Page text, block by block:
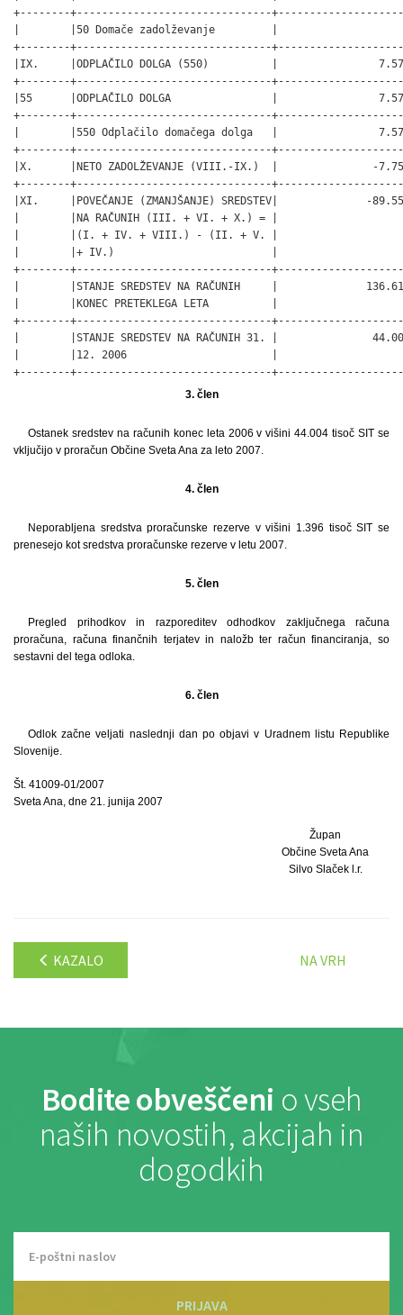
3. člen
Ostanek sredstev na računih konec leta 2006 v višini 44.004 tisoč SIT se
vključijo v proračun Občine Sveta Ana za leto 2007.
4. člen
Neporabljena sredstva proračunske rezerve v višini 1.396 tisoč SIT se
prenesejo kot sredstva proračunske rezerve v letu 2007.
5. člen
Pregled prihodkov in razporeditev odhodkov zaključnega računa
proračuna, računa finančnih terjatev in naložb ter račun financiranja, so
sestavni del tega odloka.
6. člen
Odlok začne veljati naslednji dan po objavi v Uradnem listu Republike
Slovenije.
Št. 41009-01/2007
Sveta Ana, dne 21. junija 2007
Župan
Občine Sveta Ana
Silvo Slaček l.r.
KAZALO NA VRH
Bodite obveščeni o vseh
naših novostih, akcijah in
dogodkih
PRIJAVA